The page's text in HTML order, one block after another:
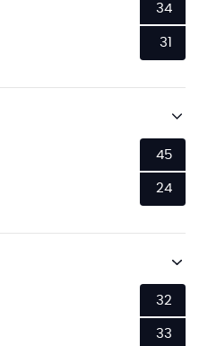
34
31
45
24
32
33